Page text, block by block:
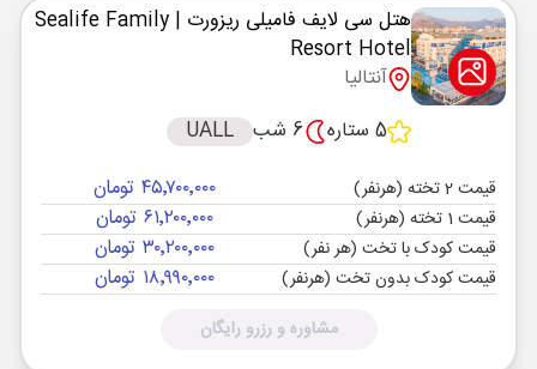
هتل سی لایف فامیلی ریزورت
| Sealife Family
Resort Hotel
آنتالیا
5 ستاره
6 شب UALL
قیمت 2 تخته (هرنفر) ۴۵٬۷۰۰٬۰۰۰ تومان
قیمت 1 تخته (هرنفر) ۶۱٬۲۰۰٬۰۰۰ تومان
قیمت کودک با تخت (هر نفر) ۳۰٬۲۰۰٬۰۰۰ تومان
قیمت کودک بدون تخت (هرنفر) ۱۸٬۹۹۰٬۰۰۰ تومان
مشاوره و رزرو رایگان